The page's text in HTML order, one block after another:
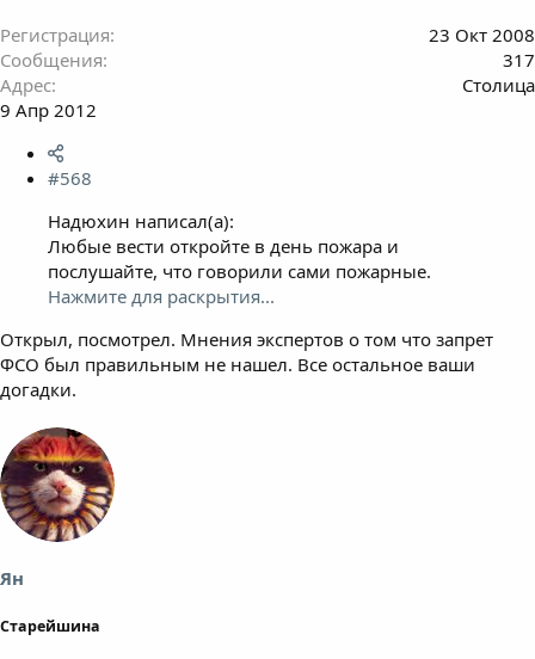
Регистрация
23 Окт 2008
Сообщения
317
Адрес
Столица
9 Апр 2012
#568
Надюхин написал(а):
Любые вести откройте в день пожара и
послушайте, что говорили сами пожарные.
Нажмите для раскрытия...
Открыл, посмотрел. Мнения экспертов о том что запрет
ФСО был правильным не нашел. Все остальное ваши
догадки.
Ян
Старейшина